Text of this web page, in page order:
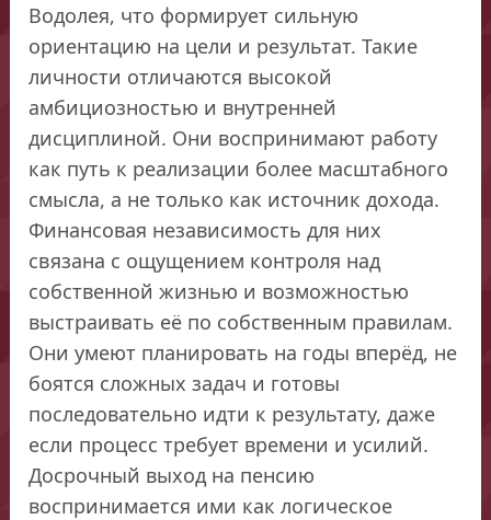
Водолея, что формирует сильную
ориентацию на цели и результат. Такие
личности отличаются высокой
амбициозностью и внутренней
дисциплиной. Они воспринимают работу
как путь к реализации более масштабного
смысла, а не только как источник дохода.
Финансовая независимость для них
связана с ощущением контроля над
собственной жизнью и возможностью
выстраивать её по собственным правилам.
Они умеют планировать на годы вперёд, не
боятся сложных задач и готовы
последовательно идти к результату, даже
если процесс требует времени и усилий.
Досрочный выход на пенсию
воспринимается ими как логическое